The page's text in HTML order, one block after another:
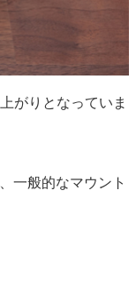
がりとなっていま
一般的なマウント